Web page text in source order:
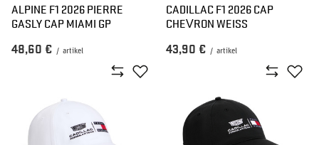
ALPINE F1 2026 PIERRE
GASLY CAP MIAMI GP
48,60 € / artikel
CADILLAC F1 2026 CAP
CHEVRON WEISS
43,90 € / artikel